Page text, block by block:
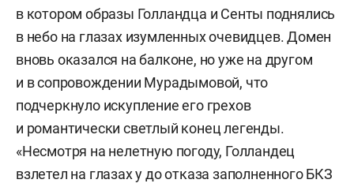
в котором образы Голландца и Сенты поднялись
в небо на глазах изумленных очевидцев. Домен
вновь оказался на балконе, но уже на другом
и в сопровождении Мурадымовой, что
подчеркнуло искупление его грехов
и романтически светлый конец легенды.
«Несмотря на нелетную погоду, Голландец
взлетел на глазах у до отказа заполненного БКЗ